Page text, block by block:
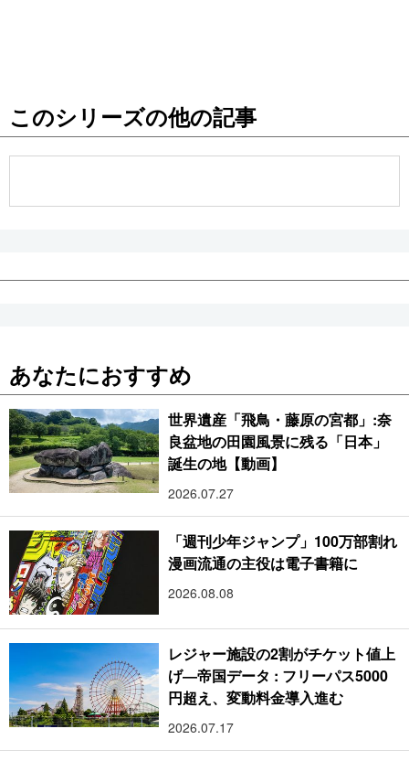
このシリーズの他の記事
あなたにおすすめ
世界遺産「飛鳥・藤原の宮都」:奈
良盆地の田園風景に残る「日本」
誕生の地【動画】
2026.07.27
「週刊少年ジャンプ」100万部割れ
漫画流通の主役は電子書籍に
2026.08.08
レジャー施設の2割がチケット値上
げ―帝国データ : フリーパス5000
円超え、変動料金導入進む
2026.07.17